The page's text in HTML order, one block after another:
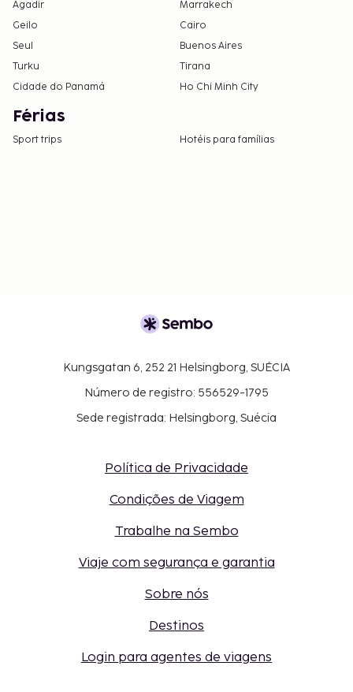
Agadir
Marrakech
Geilo
Cairo
Seul
Buenos Aires
Turku
Tirana
Cidade do Panamá
Ho Chi Minh City
Férias
Sport trips Hotéis para famílias
Kungsgatan 6, 252 21 Helsingborg, SUÉCIA
Número de registro: 556529-1795
Sede registrada: Helsingborg, Suécia
Política de Privacidade
Condições de Viagem
Trabalhe na Sembo
Viaje com segurança e garantia
Sobre nós
Destinos
Login para agentes de viagens